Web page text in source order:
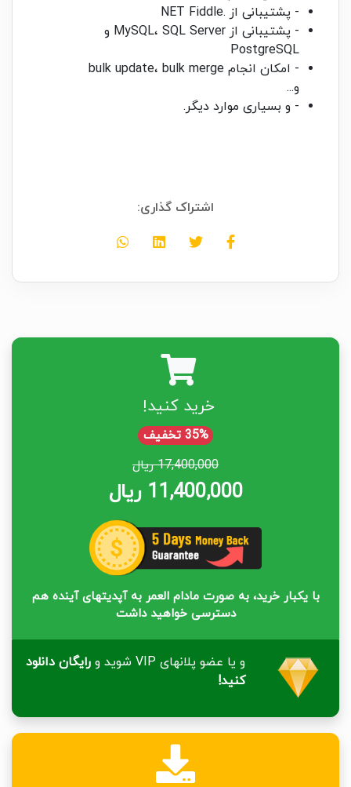
- پشتیبانی از .NET Fiddle
- پشتیبانی از MySQL، SQL Server و
PostgreSQL
- امکان انجام bulk update، bulk merge
و...
- و بسیاری موارد دیگر.
اشتراک گذاری:
خرید کنید!
35% تخفیف
17,400,000 ریال
11,400,000 ریال
با یکبار خرید، به صورت مادام العمر به آپدیتهای آینده هم
دسترسی خواهید داشت
و یا عضو پلانهای VIP شوید و
رایگان دانلود
کنید!